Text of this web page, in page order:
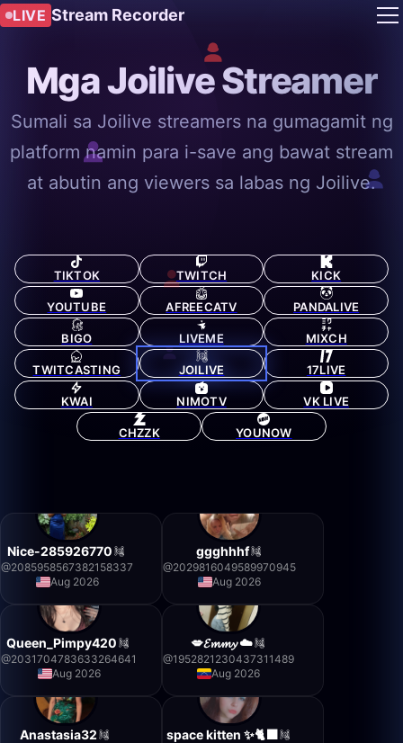
LIVE Stream Recorder
Mga Joilive Streamer
Sumali sa Joilive streamers na gumagamit ng
platform namin para i-save ang bawat stream
at abutin ang viewers sa labas ng Joilive.
TIKTOK TWITCH KICK
YOUTUBE AFREECATV PANDALIVE
BIGO LIVEME MIXCH
TWITCASTING JOILIVE 17LIVE
KWAI NIMOTV VK LIVE
CHZZK YOUNOW
Nice-285926770
@2085958567382158337
Aug 2026
ggghhhf
@2029816049589970945
Aug 2026
Queen_Pimpy420
@2031704783633264641
Aug 2026
💋𝓔𝓶𝓶𝔂 ☁️
@1952821230437311489
Aug 2026
Anastasia32 space kitten ✨🐈‍⬛